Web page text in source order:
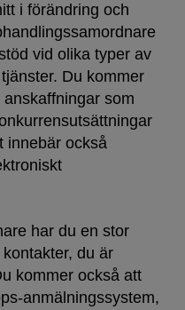
i förändring och
vid olika typer av
Du kommer
som
innebär också
har du en stor
du är
kommer också att
anmälningssystem,